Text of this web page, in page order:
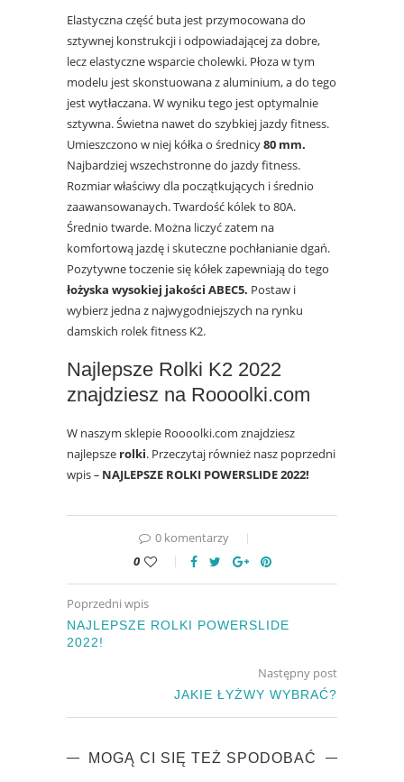
Elastyczna część buta jest przymocowana do
sztywnej konstrukcji i odpowiadającej za dobre,
lecz elastyczne wsparcie cholewki. Płoza w tym
modelu jest skonstuowana z aluminium, a do tego
jest wytłaczana. W wyniku tego jest optymalnie
sztywna. Świetna nawet do szybkiej jazdy fitness.
Umieszczono w niej kółka o średnicy80 mm.
Najbardziej wszechstronne do jazdy fitness.
Rozmiar właściwy dla początkujących i średnio
zaawansowanaych. Twardość kólek to 80A.
Średnio twarde. Można liczyć zatem na
komfortową jazdę i skuteczne pochłanianie dgań.
Pozytywne toczenie się kółek zapewniają do tego
łożyska wysokiej jakości ABEC5. Postaw i
wybierz jedna z najwygodniejszych na rynku
damskich rolek fitness K2.
Najlepsze Rolki K2 2022
znajdziesz na Roooolki.com
W naszym sklepie Roooolki.com znajdziesz
najlepsze rolki. Przeczytaj również nasz poprzedni
wpis– NAJLEPSZE ROLKI POWERSLIDE 2022!
0 komentarzy
0
Poprzedni wpis
NAJLEPSZE ROLKI POWERSLIDE
2022!
Następny post
JAKIE ŁYŻWY WYBRAĆ?
MOGĄ CI SIĘ TEŻ SPODOBAĆ